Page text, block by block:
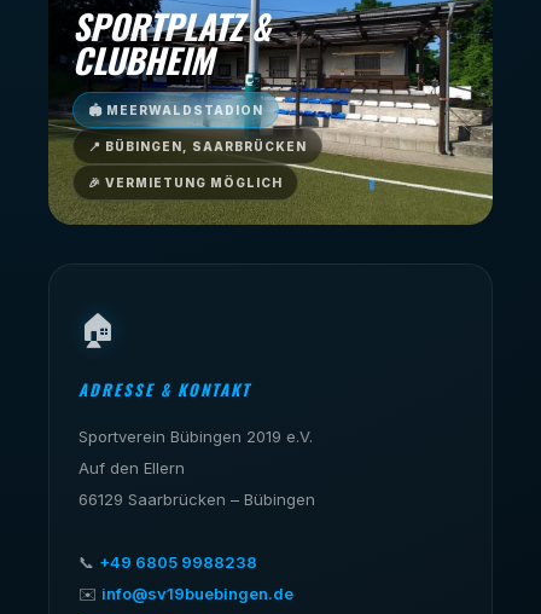
SPORTPLATZ &
CLUBHEIM
🏟 MEERWALDSTADION
📍 BÜBINGEN, SAARBRÜCKEN
🎉 VERMIETUNG MÖGLICH
🏠
ADRESSE & KONTAKT
Sportverein Bübingen 2019 e.V.
Auf den Ellern
66129 Saarbrücken – Bübingen
📞 +49 6805 9988238
✉️ info@sv19buebingen.de